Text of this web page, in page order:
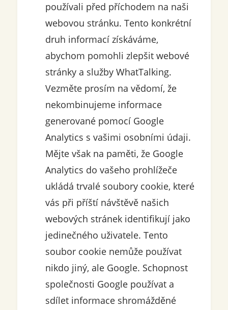
používali před příchodem na naši
webovou stránku. Tento konkrétní
druh informací získáváme,
abychom pomohli zlepšit webové
stránky a služby WhatTalking.
Vezměte prosím na vědomí, že
nekombinujeme informace
generované pomocí Google
Analytics s vašimi osobními údaji.
Mějte však na paměti, že Google
Analytics do vašeho prohlížeče
ukládá trvalé soubory cookie, které
vás při příští návštěvě našich
webových stránek identifikují jako
jedinečného uživatele. Tento
soubor cookie nemůže používat
nikdo jiný, ale Google. Schopnost
společnosti Google používat a
sdílet informace shromážděné